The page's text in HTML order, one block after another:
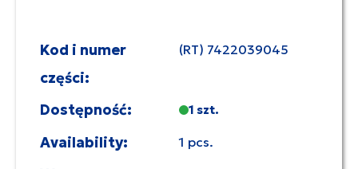
Kod i numer
części:
(RT) 7422039045
Dostępność: 1 szt.
Availability: 1 pcs.